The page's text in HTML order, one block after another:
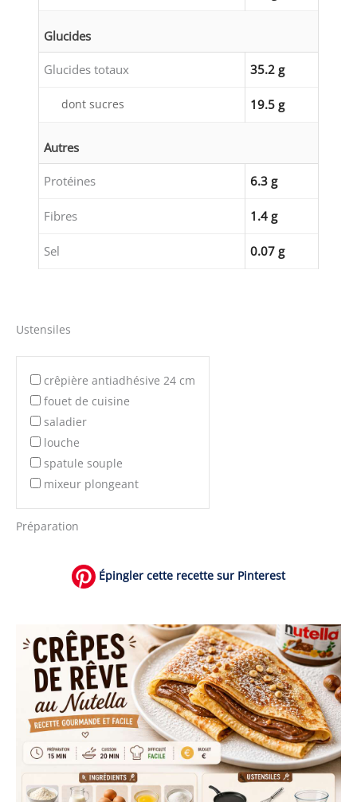
Glucides
Glucides totaux 35.2 g
dont sucres 19.5 g
Autres
Protéines 6.3 g
Fibres 1.4 g
Sel 0.07 g
Ustensiles
crêpière antiadhésive 24 cm
fouet de cuisine
saladier
louche
spatule souple
mixeur plongeant
Préparation
Épingler cette recette sur Pinterest